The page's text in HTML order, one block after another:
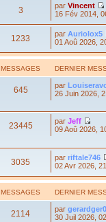
3 par Vincent
16 Fév 2014,
1233 par Auriolox5
01 Aoû 2026,
MESSAGES DERNIER
645 par
26 Juin 2026,
23445 par Jeff
09 Aoû 2026,
3035 par riftale746
02 Avr 2026,
MESSAGES DERNIER
2114 par
30 Juil 2026,